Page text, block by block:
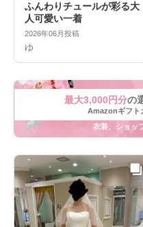
ふんわりチュールが彩る大
人可愛い一着
2026年06月投稿
ゆ
最大3,000円分の
Amazonギフト
衣装、ショッ